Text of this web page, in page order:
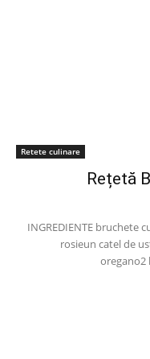
Retete culinare
Rețetă
INGREDIENTE bruchete
rosieun catel de
oregano2